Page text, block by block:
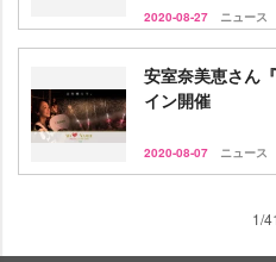
2020-08-27 ニュース
安室奈美恵さん
イン開催
2020-08-07 ニュース
1/